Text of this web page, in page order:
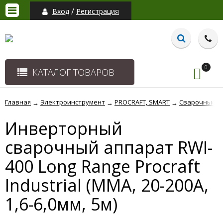
Вход / Регистрация
КАТАЛОГ ТОВАРОВ 0
Главная → Электроинструмент → PROCRAFT, SMART → Сварочные
Инверторный
сварочный аппарат RWI-
400 Long Range Procraft
Industrial (ММА, 20-200А,
1,6-6,0мм, 5м)